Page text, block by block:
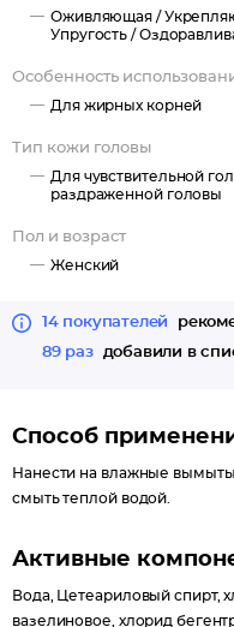
Оживляющая /
Упругость /
Особенность
Для жирных корней
Тип кожи головы
Для чувствительной
раздраженной головы
Пол и возраст
Женский
14 покупателей
89 раз
добавили в
Способ
Нанести на влажные
смыть теплой водой.
Активные
Вода, Цетеариловый спирт,
вазелиновое, хлорид